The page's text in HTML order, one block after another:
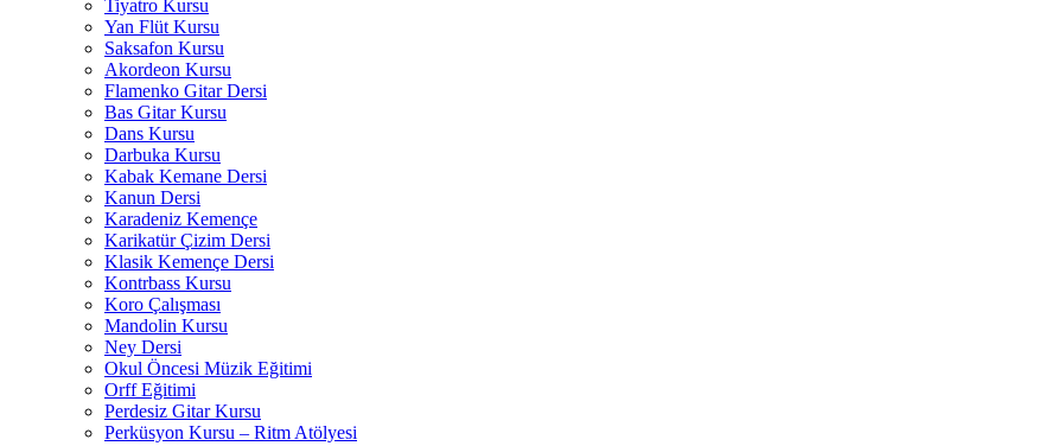
Tiyatro Kursu
Yan Flüt Kursu
Saksafon Kursu
Akordeon Kursu
Flamenko Gitar Dersi
Bas Gitar Kursu
Dans Kursu
Darbuka Kursu
Kabak Kemane Dersi
Kanun Dersi
Karadeniz Kemençe
Karikatür Çizim Dersi
Klasik Kemençe Dersi
Kontrbass Kursu
Koro Çalışması
Mandolin Kursu
Ney Dersi
Okul Öncesi Müzik Eğitimi
Orff Eğitimi
Perdesiz Gitar Kursu
Perküsyon Kursu – Ritm Atölyesi